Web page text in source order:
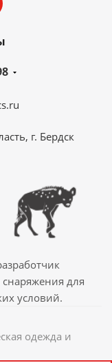
г. Бердск
для
условий.
одежда и